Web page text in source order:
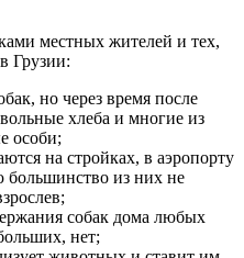
местных жителей и тех,
Грузии:
но через время после
хлеба и многие из
особи;
на стройках, в аэропорту
большинство из них не
собак дома любых
нет;